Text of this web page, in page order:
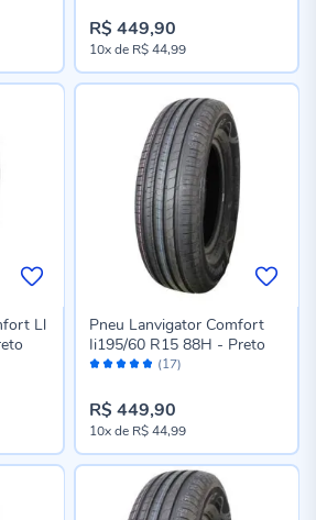
R$ 449,90
10xde R$ 44,99
Ll
Avaliação: (17)
Pneu Lanvigator Comfort
Ii195/60 R15 88H - Preto
R$ 449,90
10xde R$ 44,99